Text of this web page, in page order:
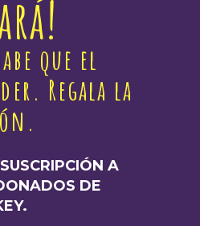
que el
Regala la
A
DE